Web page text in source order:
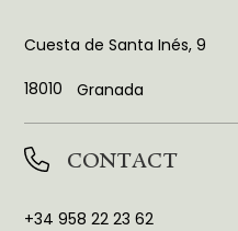
Cuesta de Santa Inés, 9
18010 Granada
CONTACT
+34 958 22 23 62